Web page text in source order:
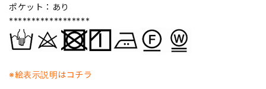
ポケット：あり
******************
※絵表示説明はコチラ